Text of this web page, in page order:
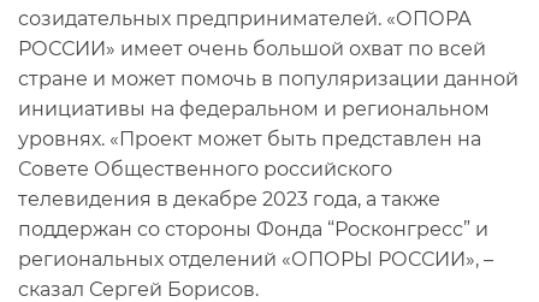
созидательных предпринимателей. «ОПОРА
РОССИИ» имеет очень большой охват по всей
стране и может помочь в популяризации данной
инициативы на федеральном и региональном
уровнях. «Проект может быть представлен на
Совете Общественного российского
телевидения в декабре 2023 года, а также
поддержан со стороны Фонда “Росконгресс” и
региональных отделений «ОПОРЫ РОССИИ», –
сказал Сергей Борисов.